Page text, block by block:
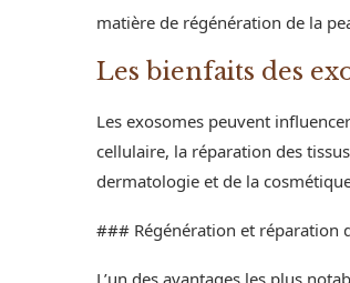
matière de régénération de la
Les bienfaits des
Les exosomes peuvent
cellulaire, la réparation des
dermatologie et de la
### Régénération et réparation
L’un des avantages les plus